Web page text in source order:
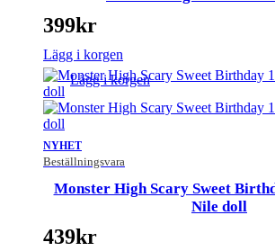
399kr
Lägg i korgen
NYHET
Beställningsvara
Lägg i korgen
Monster High Scary Sweet
Nile doll
439kr